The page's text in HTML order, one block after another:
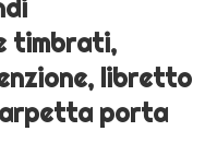
timbrati,
libretto
porta